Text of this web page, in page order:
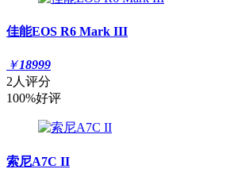
佳能EOS R6 Mark III
￥18999
2人评分
100%好评
索尼A7C II